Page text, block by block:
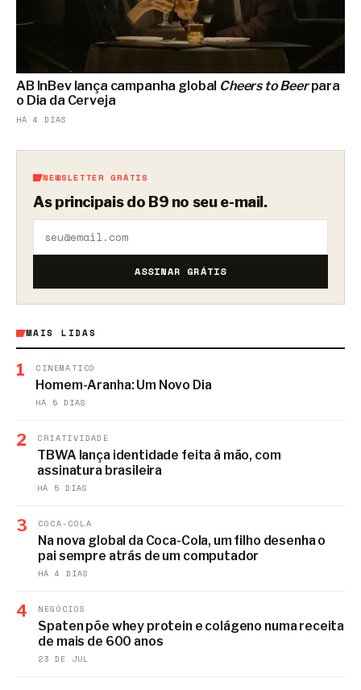
AB InBev lança campanha global Cheers to Beerpara
o Dia da Cerveja
HÁ 4 DIAS
NEWSLETTER GRÁTIS
As principais do B9 no seu e-mail.
ASSINAR GRÁTIS
MAIS LIDAS
1 CINEMÁTICO
Homem-Aranha: Um Novo Dia
HÁ 5 DIAS
2 CRIATIVIDADE
TBWA lança identidade feita à mão, com
assinatura brasileira
HÁ 5 DIAS
3 COCA-COLA
Na nova global da Coca-Cola, um filho desenha o
pai sempre atrás de um computador
HÁ 4 DIAS
4 NEGÓCIOS
Spaten põe whey protein e colágeno numa receita
de mais de 600 anos
23 DE JUL